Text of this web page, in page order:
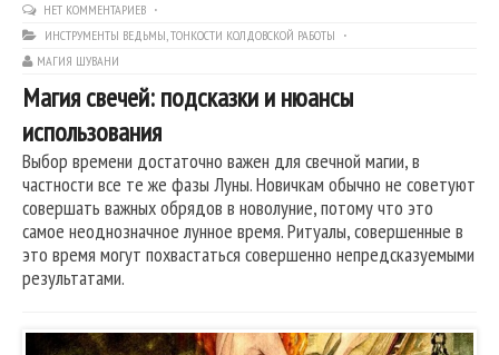
НЕТ КОММЕНТАРИЕВ
ИНСТРУМЕНТЫ ВЕДЬМЫ,ТОНКОСТИ КОЛДОВСКОЙ РАБОТЫ
МАГИЯ ШУВАНИ
Магия свечей: подсказки и нюансы
использования
Выбор времени достаточно важен для свечной магии, в
частности все те же фазы Луны. Новичкам обычно не советуют
совершать важных обрядов в новолуние, потому что это
самое неоднозначное лунное время. Ритуалы, совершенные в
это время могут похвастаться совершенно непредсказуемыми
результатами.